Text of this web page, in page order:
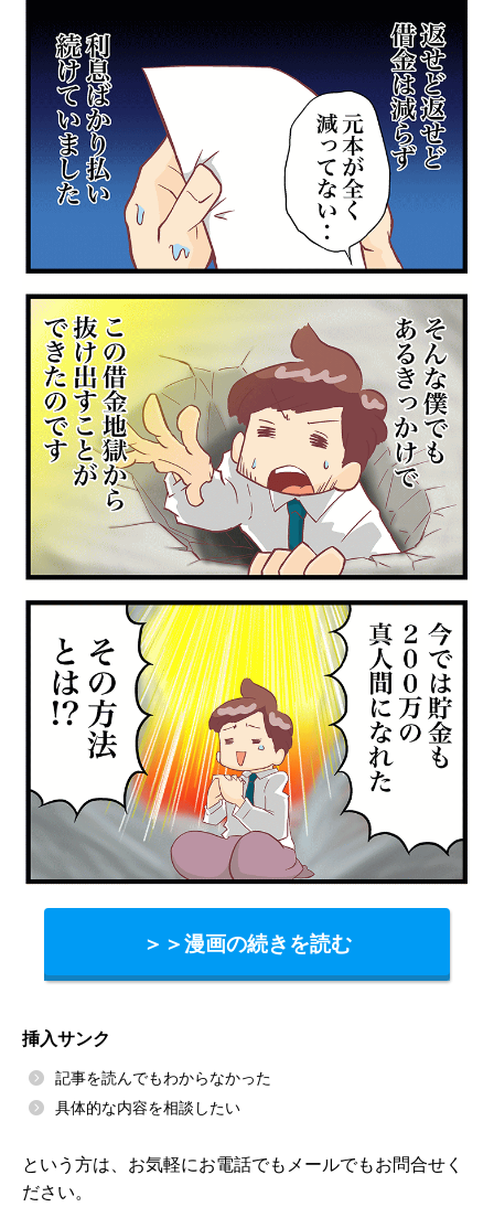
＞＞漫画の続きを読む
挿入サンク
記事を読んでもわからなかった
具体的な内容を相談したい
という方は、お気軽にお電話でもメールでもお問合せく
ださい。